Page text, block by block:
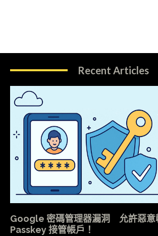
Recent Articles
Google 密碼管理器漏洞 允許惡意
Passkey 接管帳戶！